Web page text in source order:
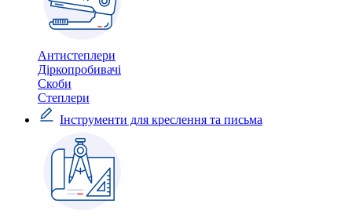
Антистеплери
Діркопробивачі
Скоби
Степлери
Інструменти для креслення та письма